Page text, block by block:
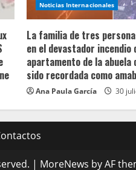
Noticias Internacionales
La familia de tres
en el devastador incendio
apartamento de la abuela
sido recordada como
Ana Paula García 30
| MoreNews by AF